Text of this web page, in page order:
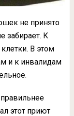
не принято
забирает. К
В этом
и к инвалидам
этот приют